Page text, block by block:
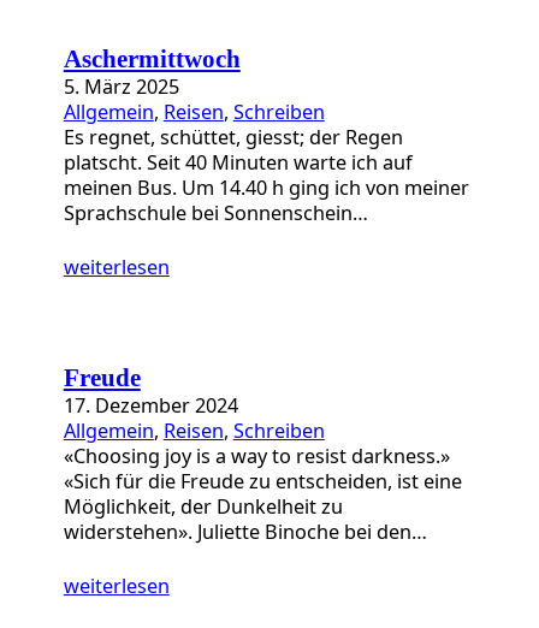
Aschermittwoch
5. März 2025
Allgemein, Reisen, Schreiben
Es regnet, schüttet, giesst; der Regen
platscht. Seit 40 Minuten warte ich auf
meinen Bus. Um 14.40 h ging ich von meiner
Sprachschule bei Sonnenschein…
weiterlesen
Freude
17. Dezember 2024
Allgemein, Reisen, Schreiben
«Choosing joy is a way to resist darkness.»
«Sich für die Freude zu entscheiden, ist eine
Möglichkeit, der Dunkelheit zu
widerstehen». Juliette Binoche bei den…
weiterlesen